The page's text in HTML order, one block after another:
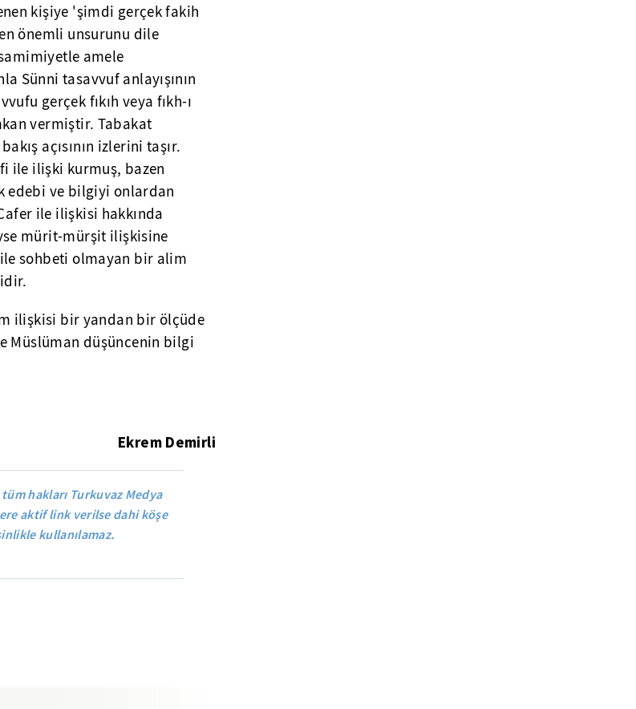
kişiye 'şimdi gerçek fakih
önemli unsurunu dile
amele
Sünni tasavvuf anlayışının
gerçek fıkıh veya fıkh-ı
vermiştir. Tabakat
açısının izlerini taşır.
ile ilişki kurmuş, bazen
edebi ve bilgiyi onlardan
ile ilişkisi hakkında
mürit-mürşit ilişkisine
sohbeti olmayan bir alim
ilişkisi bir yandan bir ölçüde
Müslüman düşüncenin bilgi
Ekrem Demirli
tüm hakları Turkuvaz Medya
aktif link verilse dahi köşe
kullanılamaz.